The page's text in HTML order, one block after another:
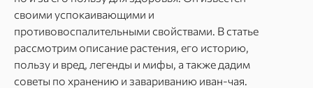
своими успокаивающими и
противовоспалительными свойствами. В статье
рассмотрим описание растения, его историю,
пользу и вред, легенды и мифы, а также дадим
советы по хранению и завариванию иван-чая.